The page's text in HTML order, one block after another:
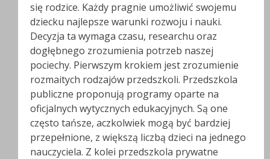
się rodzice. Każdy pragnie umożliwić swojemu
dziecku najlepsze warunki rozwoju i nauki.
Decyzja ta wymaga czasu, researchu oraz
dogłębnego zrozumienia potrzeb naszej
pociechy. Pierwszym krokiem jest zrozumienie
rozmaitych rodzajów przedszkoli. Przedszkola
publiczne proponują programy oparte na
oficjalnych wytycznych edukacyjnych. Są one
często tańsze, aczkolwiek mogą być bardziej
przepełnione, z większą liczbą dzieci na jednego
nauczyciela. Z kolei przedszkola prywatne